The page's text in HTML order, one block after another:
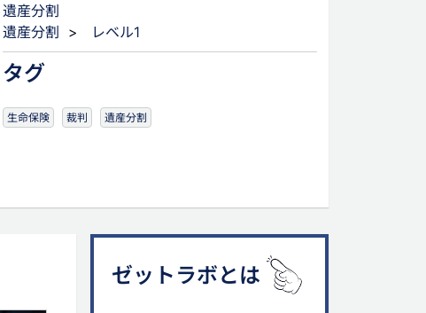
遺産分割
遺産分割
> レベル1
タグ
生命保険 裁判 遺産分割
ゼットラボとは